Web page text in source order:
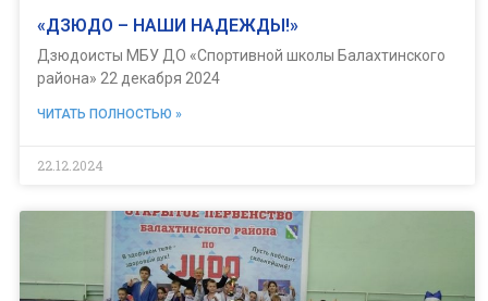
«ДЗЮДО – НАШИ НАДЕЖДЫ!»
Дзюдоисты МБУ ДО «Спортивной школы Балахтинского
района» 22 декабря 2024
ЧИТАТЬ ПОЛНОСТЬЮ »
22.12.2024